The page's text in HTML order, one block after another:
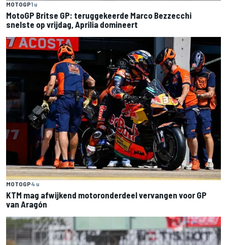
MOTOGP1 u
MotoGP Britse GP: teruggekeerde Marco Bezzecchi
snelste op vrijdag, Aprilia domineert
MOTOGP4 u
KTM mag afwijkend motoronderdeel vervangen voor GP
van Aragón